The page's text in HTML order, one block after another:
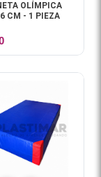
OLÍMPICA
CM - 1 PIEZA